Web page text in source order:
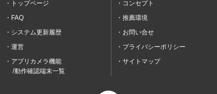
トップページ
コンセプト
FAQ
推薦環境
システム更新履歴
お問い合せ
運営
プライバシーポリシー
アプリカメラ機能
/動作確認端末一覧
サイトマップ